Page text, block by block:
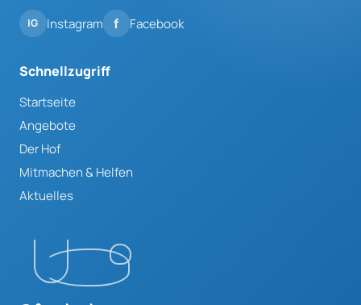
Instagram Facebook
Schnellzugriff
Startseite
Angebote
Der Hof
Mitmachen & Helfen
Aktuelles